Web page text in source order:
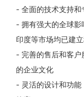
- 全面的技术支持
- 拥有强大的全球
印度等市场均已建立
- 完善的售后和客
的企业文化
- 灵活的设计和功